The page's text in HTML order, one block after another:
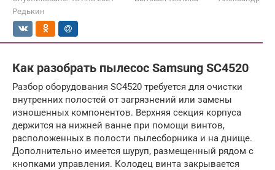
Редькин
Как разобрать пылесос Samsung SC4520
Разбор оборудования SC4520 требуется для очистки
внутренних полостей от загрязнений или замены
изношенных компонентов. Верхняя секция корпуса
держится на нижней ванне при помощи винтов,
расположенных в полости пылесборника и на днище.
Дополнительно имеется шуруп, размещенный рядом с
кнопками управления. Колодец винта закрывается